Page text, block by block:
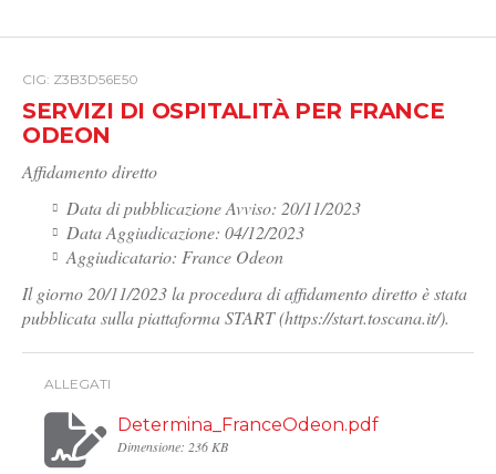
CIG: Z3B3D56E50
SERVIZI DI OSPITALITÀ PER FRANCE
ODEON
Affidamento diretto
Data di pubblicazione Avviso: 20/11/2023
Data Aggiudicazione: 04/12/2023
Aggiudicatario: France Odeon
Il giorno 20/11/2023 la procedura di affidamento diretto è stata
pubblicata sulla piattaforma START (https://start.toscana.it/).
ALLEGATI
Determina_FranceOdeon.pdf
Dimensione: 236 KB